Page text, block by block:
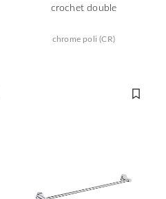
crochet double
chrome poli (CR)